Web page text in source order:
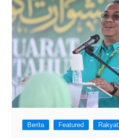
Berita Featured Rakyat